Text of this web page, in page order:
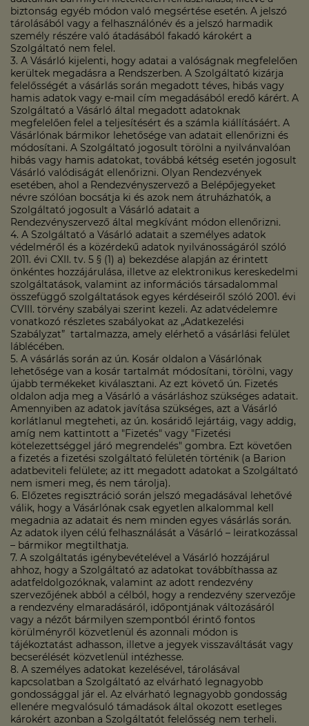
biztonság egyéb módon való megsértése esetén. A jelszó
tárolásából vagy a felhasználónév és a jelszó harmadik
személy részére való átadásából fakadó károkért a
Szolgáltató nem felel.
3. A Vásárló kijelenti, hogy adatai a valóságnak megfelelően
kerültek megadásra a Rendszerben. A Szolgáltató kizárja
felelősségét a vásárlás során megadott téves, hibás vagy
hamis adatok vagy e-mail cím megadásából eredő kárért. A
Szolgáltató a Vásárló által megadott adatoknak
megfelelően felel a teljesítésért és a számla kiállításáért. A
Vásárlónak bármikor lehetősége van adatait ellenőrizni és
módosítani. A Szolgáltató jogosult törölni a nyilvánvalóan
hibás vagy hamis adatokat, továbbá kétség esetén jogosult
Vásárló valódiságát ellenőrizni. Olyan Rendezvények
esetében, ahol a Rendezvényszervező a Belépőjegyeket
névre szólóan bocsátja ki és azok nem átruházhatók, a
Szolgáltató jogosult a Vásárló adatait a
Rendezvényszervező által megkívánt módon ellenőrizni.
4. A Szolgáltató a Vásárló adatait a személyes adatok
védelméről és a közérdekű adatok nyilvánosságáról szóló
2011. évi CXII. tv. 5 § (1) a) bekezdése alapján az érintett
önkéntes hozzájárulása, illetve az elektronikus kereskedelmi
szolgáltatások, valamint az információs társadalommal
összefüggő szolgáltatások egyes kérdéseiről szóló 2001. évi
CVIII. törvény szabályai szerint kezeli. Az adatvédelemre
vonatkozó részletes szabályokat az „Adatkezelési
Szabályzat” tartalmazza, amely elérhető a vásárlási felület
láblécében.
5. A vásárlás során az ún. Kosár oldalon a Vásárlónak
lehetősége van a kosár tartalmát módosítani, törölni, vagy
újabb termékeket kiválasztani. Az ezt követő ún. Fizetés
oldalon adja meg a Vásárló a vásárláshoz szükséges adatait.
Amennyiben az adatok javítása szükséges, azt a Vásárló
korlátlanul megteheti, az ún. kosáridő lejártáig, vagy addig,
amíg nem kattintott a "Fizetés" vagy "Fizetési
kötelezettséggel járó megrendelés" gombra. Ezt követően
a fizetés a fizetési szolgáltató felületén történik (a Barion
adatbeviteli felülete; az itt megadott adatokat a Szolgáltató
nem ismeri meg, és nem tárolja).
6. Előzetes regisztráció során jelszó megadásával lehetővé
válik, hogy a Vásárlónak csak egyetlen alkalommal kell
megadnia az adatait és nem minden egyes vásárlás során.
Az adatok ilyen célú felhasználását a Vásárló – leiratkozással
– bármikor megtilthatja.
7. A szolgáltatás igénybevételével a Vásárló hozzájárul
ahhoz, hogy a Szolgáltató az adatokat továbbíthassa az
adatfeldolgozóknak, valamint az adott rendezvény
szervezőjének abból a célból, hogy a rendezvény szervezője
a rendezvény elmaradásáról, időpontjának változásáról
vagy a nézőt bármilyen szempontból érintő fontos
körülményről közvetlenül és azonnali módon is
tájékoztatást adhasson, illetve a jegyek visszaváltását vagy
becserélését közvetlenül intézhesse.
8. A személyes adatokat kezelésével, tárolásával
kapcsolatban a Szolgáltató az elvárható legnagyobb
gondossággal jár el. Az elvárható legnagyobb gondosság
ellenére megvalósuló támadások által okozott esetleges
károkért azonban a Szolgáltatót felelősség nem terheli.